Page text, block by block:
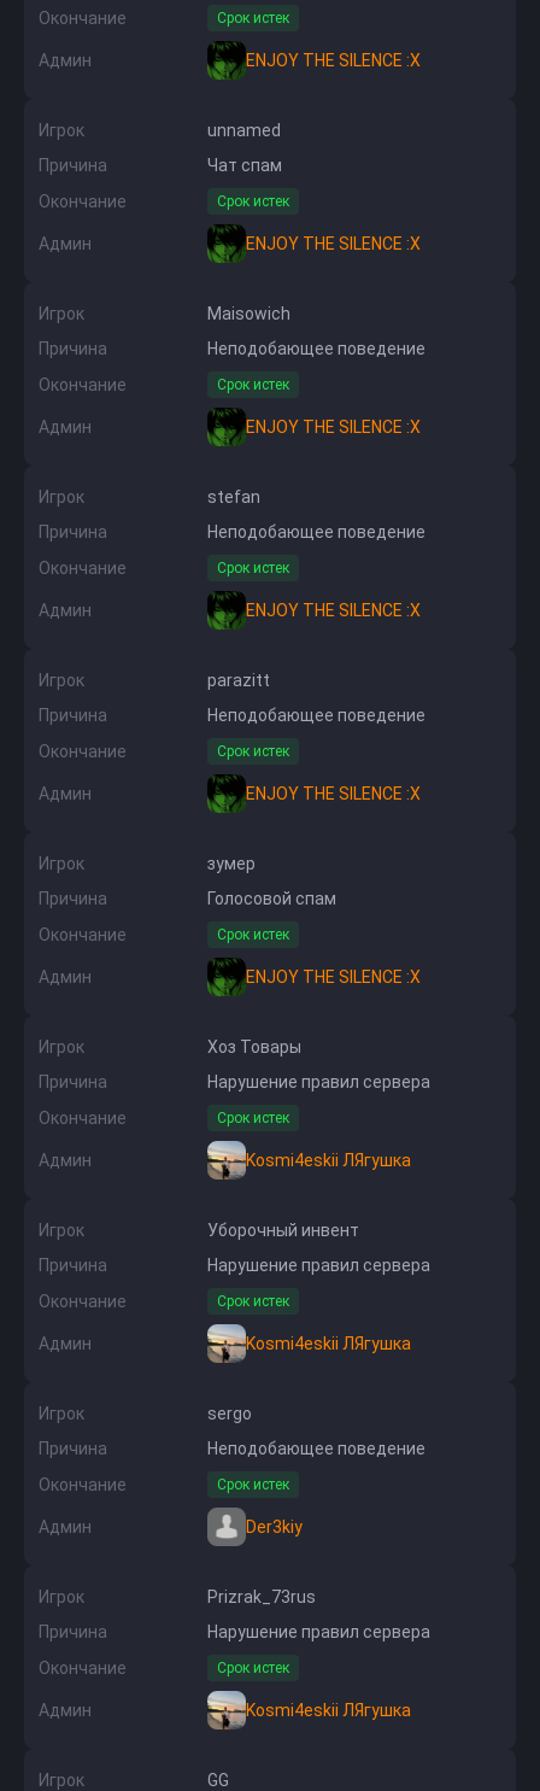
Окончание Срок истек
Админ ENJOY THE SILENCE :X
Игрок
unnamed
Причина
Чат спам
Окончание
Срок истек
Админ ENJOY THE SILENCE :X
Игрок
Maisowich
Причина
Неподобающее поведение
Окончание
Срок истек
Админ ENJOY THE SILENCE :X
Игрок
stefan
Причина
Неподобающее поведение
Окончание
Срок истек
Админ ENJOY THE SILENCE :X
Игрок
parazitt
Причина
Неподобающее поведение
Окончание
Срок истек
Админ ENJOY THE SILENCE :X
Игрок
зумер
Причина
Голосовой спам
Окончание
Срок истек
Админ ENJOY THE SILENCE :X
Игрок
Хоз Товары
Причина
Нарушение правил сервера
Окончание
Срок истек
Админ Kosmi4eskii ЛЯгушка
Игрок
Уборочный инвент
Причина
Нарушение правил сервера
Окончание
Срок истек
Админ Kosmi4eskii ЛЯгушка
Игрок
sergo
Причина
Неподобающее поведение
Окончание
Срок истек
Админ Der3kiy
Игрок
Prizrak_73rus
Причина
Нарушение правил сервера
Окончание
Срок истек
Админ Kosmi4eskii ЛЯгушка
Игрок
GG